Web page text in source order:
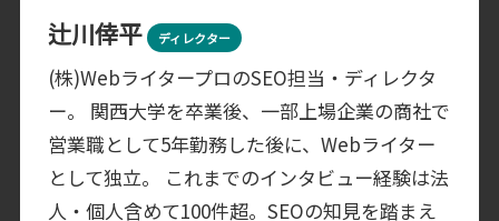
辻川倖平 ディレクター
(株)WebライタープロのSEO担当・ディレクタ
ー。 関西大学を卒業後、一部上場企業の商社で
営業職として5年勤務した後に、Webライター
として独立。 これまでのインタビュー経験は法
人・個人含めて100件超。SEOの知見を踏まえ